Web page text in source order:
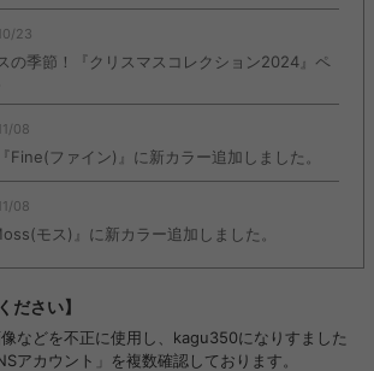
23
の季節！『クリスマスコレクション2024』ペ
08
Fine(ファイン)』に新カラー追加しました。
08
モス)』に新カラー追加しました。
ださい】
などを不正に使用し、kagu350になりすました
アカウント」を複数確認しております。